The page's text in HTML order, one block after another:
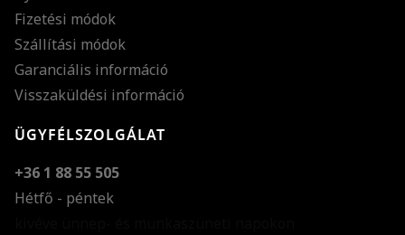
Fizetési módok
Szállítási módok
Garanciális információ
Visszaküldési információ
ÜGYFÉLSZOLGÁLAT
+36 1 88 55 505
Hétfő - péntek